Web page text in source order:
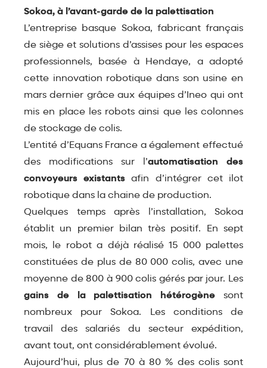
Sokoa, à l’avant-garde de la palettisation
L’entreprise basque Sokoa, fabricant français
de siège et solutions d’assises pour les espaces
professionnels, basée à Hendaye, a adopté
cette innovation robotique dans son usine en
mars dernier grâce aux équipes d’Ineo qui ont
mis en place les robots ainsi que les colonnes
de stockage de colis.
L’entité d’Equans France a également effectué
des modifications sur l’automatisation des
convoyeurs existants afin d’intégrer cet ilot
robotique dans la chaine de production.
Quelques temps après l’installation, Sokoa
établit un premier bilan très positif. En sept
mois, le robot a déjà réalisé 15 000 palettes
constituées de plus de 80 000 colis, avec une
moyenne de 800 à 900 colis gérés par jour. Les
gains de la palettisation hétérogène sont
nombreux pour Sokoa. Les conditions de
travail des salariés du secteur expédition,
avant tout, ont considérablement évolué.
Aujourd’hui, plus de 70 à 80 % des colis sont